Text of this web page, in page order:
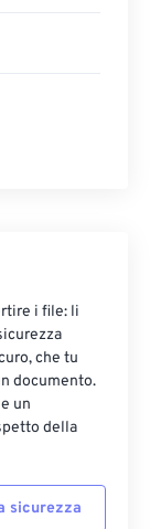
i file: li
che tu
documento.
un
della
sicurezza